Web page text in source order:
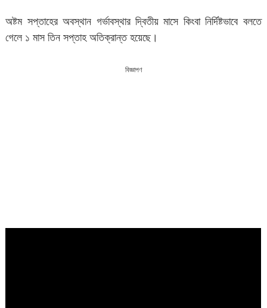
অষ্টম সপ্তাহের অবস্থান গর্ভাবস্থার দ্বিতীয় মাসে কিংবা নির্দিষ্টভাবে বলতে
গেলে ১ মাস তিন সপ্তাহ অতিক্রান্ত হয়েছে।
বিজ্ঞাপণ